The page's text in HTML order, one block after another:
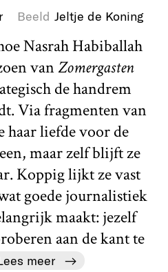
Beeld Jeltje de Koning
Nasrah Habiballah
vanZomergasten
de handrem
Via fragmenten van
haar liefde voor de
maar zelf blijft ze
Koppig lijkt ze vast
goede journalistiek
maakt: jezelf
aan de kant te
meer